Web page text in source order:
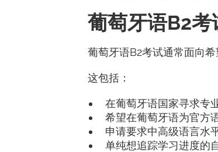
葡萄牙语B2考
葡萄牙语B2考试通常面向
这包括：
在葡萄牙语国家寻求专
希望在葡萄牙语为官方
申请要求中高级语言水
单纯想追踪学习进度的